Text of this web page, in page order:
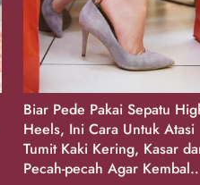
Biar Pede Pakai Sepatu
Heels, Ini Cara Untuk Atasi
Tumit Kaki Kering, Kasar
Pecah-pecah Agar Kembali